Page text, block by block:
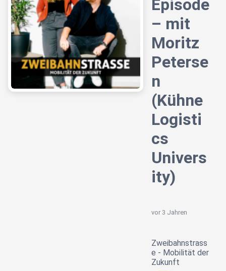
Episode
– mit
Moritz
Peterse
n
(Kühne
Logisti
cs
Univers
ity)
vor 3 Jahren
Zweibahnstrass
e - Mobilität der
Zukunft